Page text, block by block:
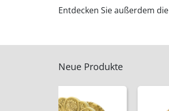
Entdecken Sie außerdem die
Neue Produkte